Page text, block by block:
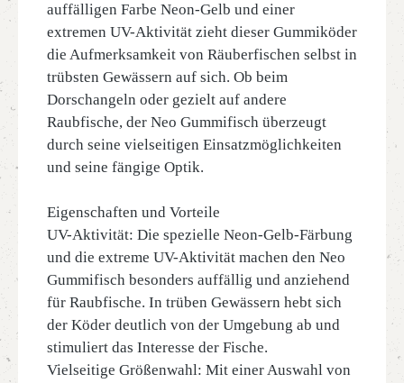
auffälligen Farbe Neon-Gelb und einer
extremen UV-Aktivität zieht dieser Gummiköder
die Aufmerksamkeit von Räuberfischen selbst in
trübsten Gewässern auf sich. Ob beim
Dorschangeln oder gezielt auf andere
Raubfische, der Neo Gummifisch überzeugt
durch seine vielseitigen Einsatzmöglichkeiten
und seine fängige Optik.
Eigenschaften und Vorteile
UV-Aktivität: Die spezielle Neon-Gelb-Färbung
und die extreme UV-Aktivität machen den Neo
Gummifisch besonders auffällig und anziehend
für Raubfische. In trüben Gewässern hebt sich
der Köder deutlich von der Umgebung ab und
stimuliert das Interesse der Fische.
Vielseitige Größenwahl: Mit einer Auswahl von